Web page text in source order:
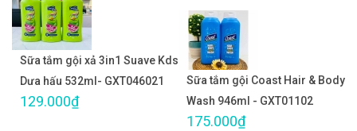
Sữa tắm gội xả 3in1 Suave Kds
Dưa hấu 532ml- GXT046021
129.000₫
Sữa tắm gội Coast Hair & Body
Wash 946ml - GXT01102
175.000₫